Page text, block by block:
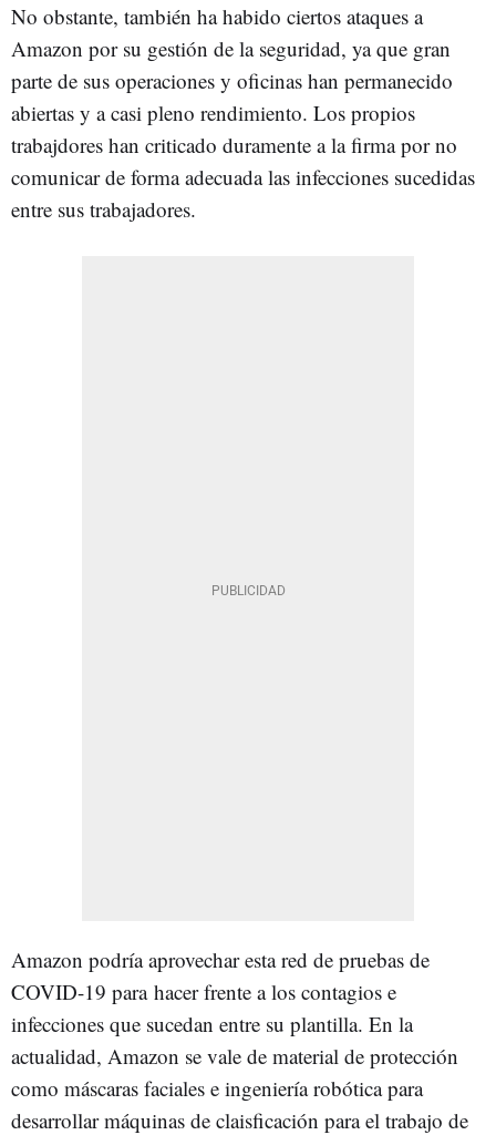
No obstante, también ha habido ciertos ataques a
Amazon por su gestión de la seguridad, ya que gran
parte de sus operaciones y oficinas han permanecido
abiertas y a casi pleno rendimiento. Los propios
trabajdores han criticado duramente a la firma por no
comunicar de forma adecuada las infecciones sucedidas
entre sus trabajadores.
Amazon podría aprovechar esta red de pruebas de
COVID-19 para hacer frente a los contagios e
infecciones que sucedan entre su plantilla. En la
actualidad, Amazon se vale de material de protección
como máscaras faciales e ingeniería robótica para
desarrollar máquinas de claisficación para el trabajo de